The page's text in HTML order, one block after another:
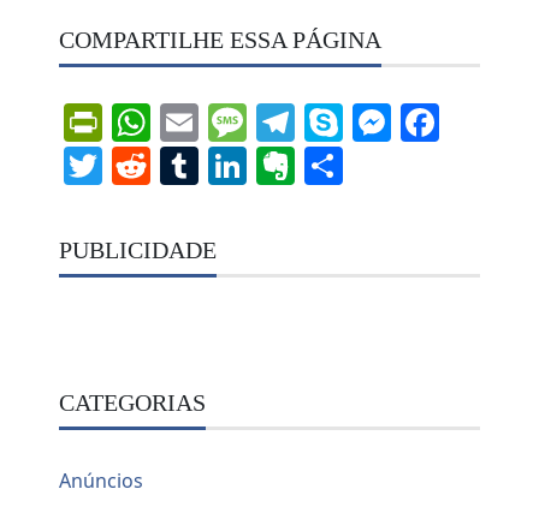
COMPARTILHE ESSA PÁGINA
PrintFriendly
WhatsApp
EmailMessage
Telegram
Skype
Twitter
Reddit
Tumblr
LinkedIn
Evernote
PUBLICIDADE
CATEGORIAS
Anúncios